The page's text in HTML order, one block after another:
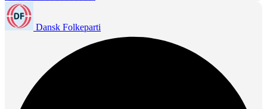
Dansk Folkeparti